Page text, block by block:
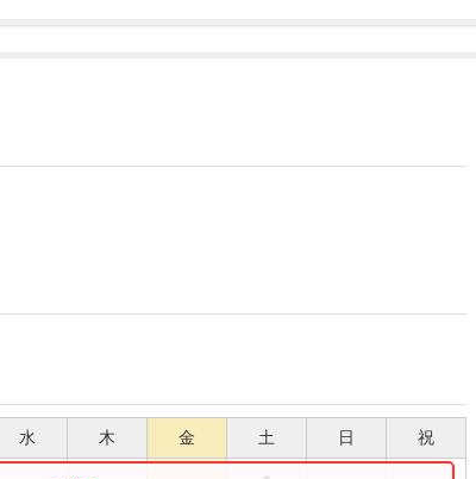
水 木 金 土 日 祝